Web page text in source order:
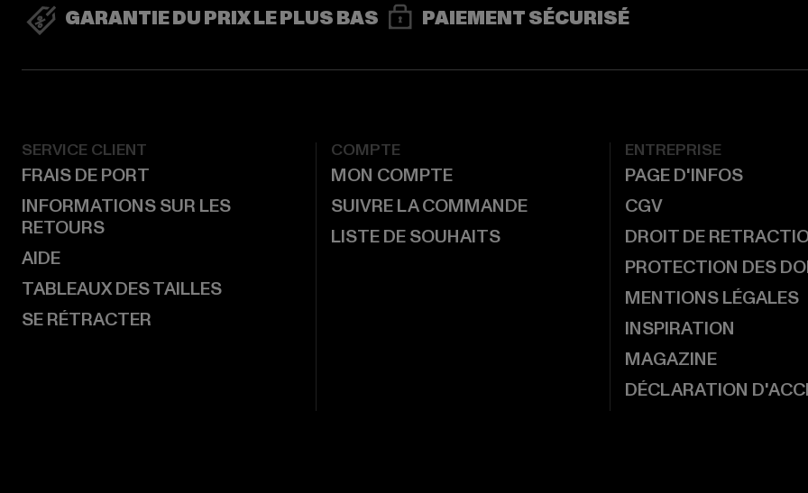
GARANTIE DU PRIX LE PLUS BAS PAIEMENT SÉCURISÉ
SERVICE CLIENT
FRAIS DE PORT
INFORMATIONS SUR LES
RETOURS
AIDE
TABLEAUX DES TAILLES
SE RÉTRACTER
COMPTE
MON COMPTE
SUIVRE LA COMMANDE
LISTE DE SOUHAITS
ENTREPRISE
PAGE D'INFOS
CGV
DROIT DE
PROTECTION DES
MENTIONS LÉGALES
INSPIRATION
MAGAZINE
DÉCLARATION